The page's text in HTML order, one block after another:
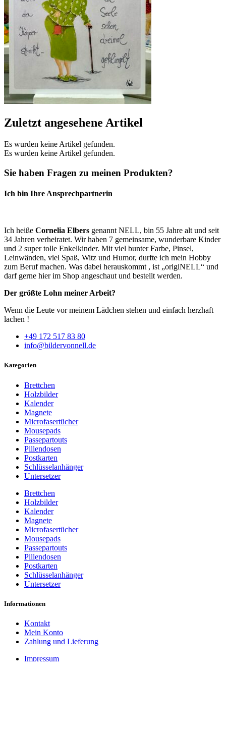
Zuletzt angesehene Artikel
Es wurden keine Artikel gefunden.
Es wurden keine Artikel gefunden.
Sie haben Fragen zu meinen Produkten?
Ich bin Ihre Ansprechpartnerin
Ich heiße Cornelia Elbers genannt NELL, bin 55 Jahre alt und seit
34 Jahren verheiratet. Wir haben 7 gemeinsame, wunderbare Kinder
und 2 super tolle Enkelkinder. Mit viel bunter Farbe, Pinsel,
Leinwänden, viel Spaß, Witz und Humor, durfte ich mein Hobby
zum Beruf machen. Was dabei herauskommt , ist „origiNELL“ und
darf gerne hier im Shop angeschaut und bestellt werden.
Der größte Lohn meiner Arbeit?
Wenn die Leute vor meinem Lädchen stehen und einfach herzhaft
lachen !
+49 172 517 83 80
info@bildervonnell.de
Kategorien
Brettchen
Holzbilder
Kalender
Magnete
Microfasertücher
Mousepads
Passepartouts
Pillendosen
Postkarten
Schlüsselanhänger
Untersetzer
Brettchen
Holzbilder
Kalender
Magnete
Microfasertücher
Mousepads
Passepartouts
Pillendosen
Postkarten
Schlüsselanhänger
Untersetzer
Informationen
Kontakt
Mein Konto
Zahlung und Lieferung
Impressum